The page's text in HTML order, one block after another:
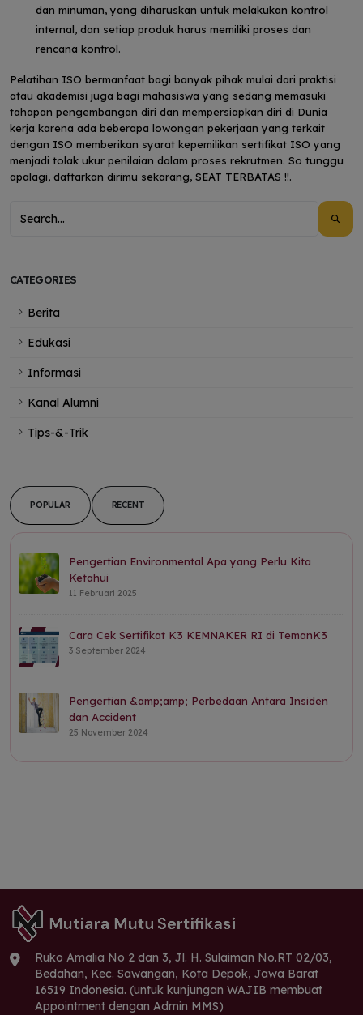
dan minuman, yang diharuskan untuk melakukan kontrol
internal, dan setiap produk harus memiliki proses dan
rencana kontrol.
Pelatihan ISO bermanfaat bagi banyak pihak mulai dari praktisi
atau akademisi juga bagi mahasiswa yang sedang memasuki
tahapan pengembangan diri dan mempersiapkan diri di Dunia
kerja karena ada beberapa lowongan pekerjaan yang terkait
dengan ISO memberikan syarat kepemilikan sertifikat ISO yang
menjadi tolak ukur penilaian dalam proses rekrutmen. So tunggu
apalagi, daftarkan dirimu sekarang, SEAT TERBATAS !!.
CATEGORIES
Berita
Edukasi
Informasi
Kanal Alumni
Tips-&-Trik
POPULAR RECENT
Pengertian Environmental Apa yang Perlu Kita
Ketahui
11 Februari 2025
Cara Cek Sertifikat K3 KEMNAKER RI di TemanK3
3 September 2024
Pengertian &amp;amp; Perbedaan Antara Insiden
dan Accident
25 November 2024
Ruko Amalia No 2 dan 3, Jl. H. Sulaiman No.RT 02/03,
Bedahan, Kec. Sawangan, Kota Depok, Jawa Barat
16519 Indonesia. (untuk kunjungan WAJIB membuat
Appointment dengan Admin MMS)